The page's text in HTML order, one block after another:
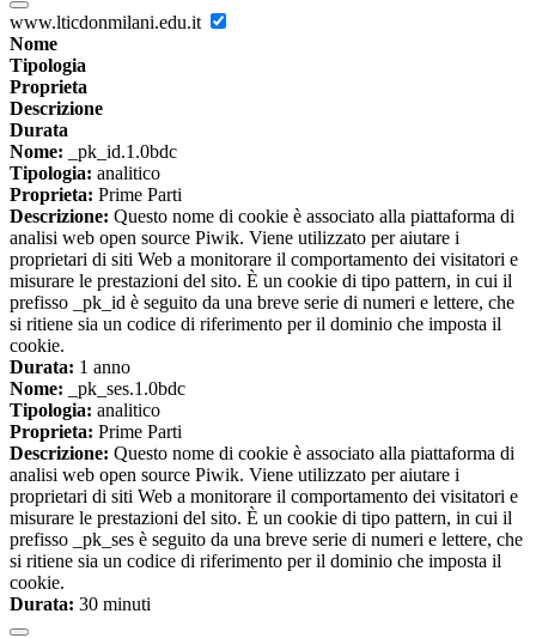
www.lticdonmilani.edu.it
Nome
Tipologia
Proprieta
Descrizione
Durata
Nome: _pk_id.1.0bdc
Tipologia: analitico
Proprieta: Prime Parti
Descrizione: Questo nome di cookie è associato alla piattaforma di
analisi web open source Piwik. Viene utilizzato per aiutare i
proprietari di siti Web a monitorare il comportamento dei visitatori e
misurare le prestazioni del sito. È un cookie di tipo pattern, in cui il
prefisso _pk_id è seguito da una breve serie di numeri e lettere, che
si ritiene sia un codice di riferimento per il dominio che imposta il
cookie.
Durata: 1 anno
Nome: _pk_ses.1.0bdc
Tipologia: analitico
Proprieta: Prime Parti
Descrizione: Questo nome di cookie è associato alla piattaforma di
analisi web open source Piwik. Viene utilizzato per aiutare i
proprietari di siti Web a monitorare il comportamento dei visitatori e
misurare le prestazioni del sito. È un cookie di tipo pattern, in cui il
prefisso _pk_ses è seguito da una breve serie di numeri e lettere, che
si ritiene sia un codice di riferimento per il dominio che imposta il
cookie.
Durata: 30 minuti